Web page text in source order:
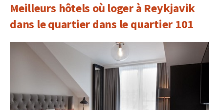
Meilleurs hôtels où loger à Reykjavik
dans le quartier dans le quartier 101